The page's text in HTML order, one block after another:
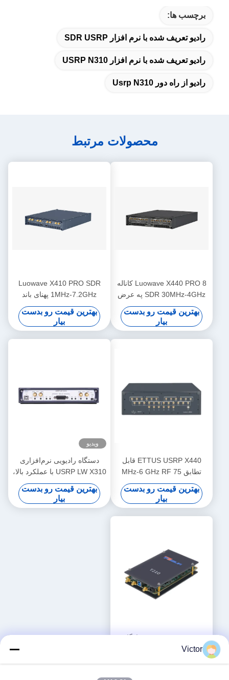
برچسب ها:
رادیو تعریف شده با نرم افزار SDR USRP
رادیو تعریف شده با نرم افزار USRP N310
رادیو از راه دور Usrp N310
محصولات مرتبط
Luowave X440 PRO 8 کاناله
SDR 30MHz-4GHz په عرض
1.6GHz USRP
بهترین قیمت رو بدست
بیار
Luowave X410 PRO SDR
1MHz-7.2GHz پهنای باند
400MHz 4 کاناله
بهترین قیمت رو بدست
بیار
ETTUS USRP X440 قابل
تطابق 75 MHz-6 GHz RF
SDR پهنای باند 200MHz / ch
فاز منسجم < 1 ° RMS USRP
دستگاه رادیویی تعریف شده
توسط نرم افزار
بهترین قیمت رو بدست
بیار
ویدیو
دستگاه رادیویی نرم‌افزاری
USRP LW X310 با عملکرد بالا،
سری USRP X، 2T2R RF DC-
6GHz، پهنای باند 160 مگاهرتز
بهترین قیمت رو بدست
بیار
Ettus USRP B210 سازگار،
Artix TM 7 100T FPGA،
بهترین قیمت رو بدست
Victor